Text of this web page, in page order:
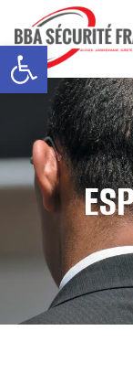
Ouvrir la barre d’outils